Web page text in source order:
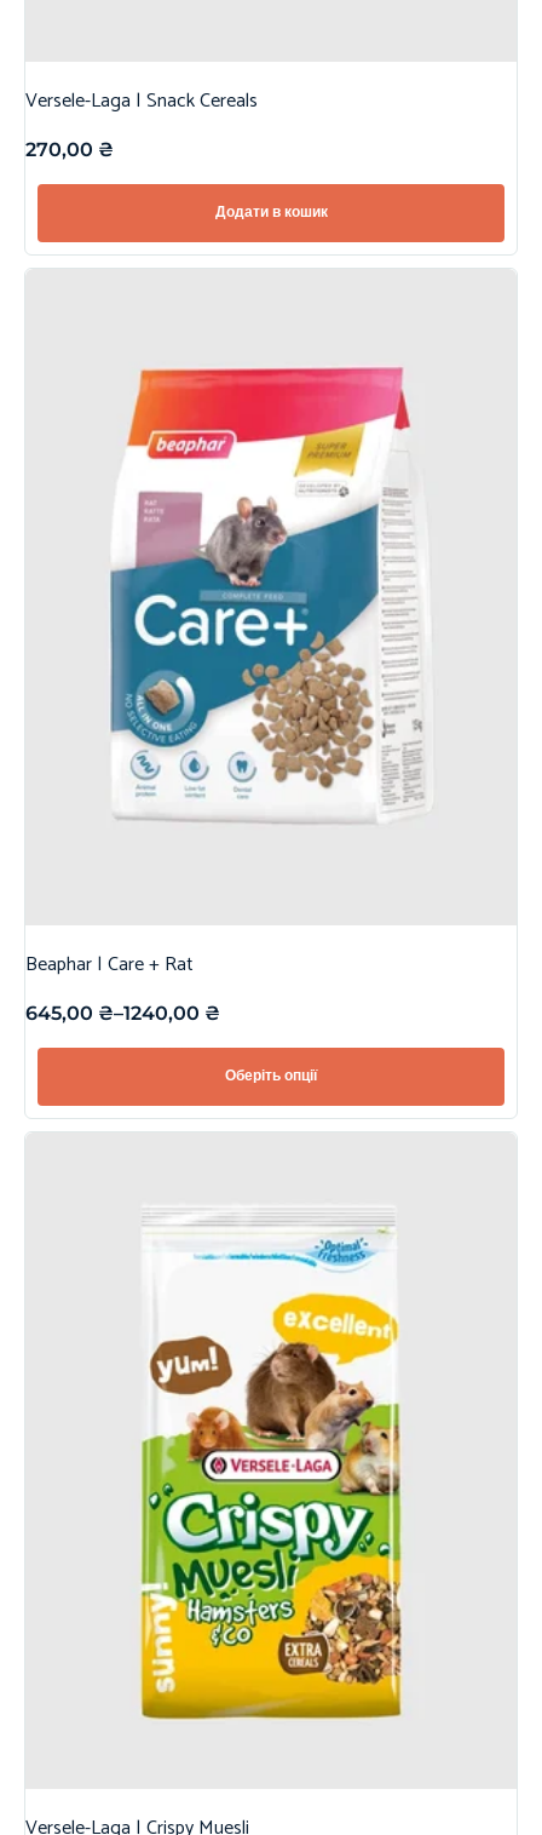
Versele-Laga | Snack Cereals
270,00 ₴
Додати в кошик
Beaphar | Care + Rat
645,00 ₴–1240,00 ₴
Оберіть опції